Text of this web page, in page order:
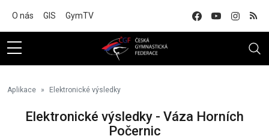
O nás GIS GymTV
Aplikace Elektronické výsledky
Elektronické výsledky - Váza Horních
Počernic